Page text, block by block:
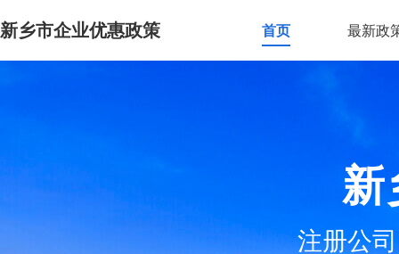
新乡市企业优惠政策 首页 最新政
新
注册公